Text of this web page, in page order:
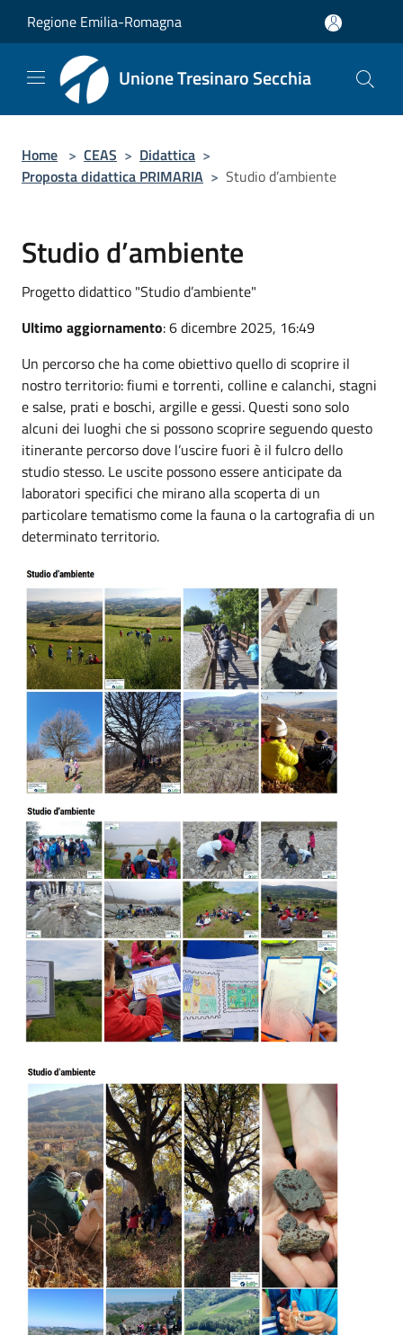
Regione Emilia-Romagna
Unione Tresinaro Secchia
Home > CEAS > Didattica >
Proposta didattica PRIMARIA > Studio d’ambiente
Studio d’ambiente
Progetto didattico "Studio d’ambiente"
Ultimo aggiornamento: 6 dicembre 2025, 16:49
Un percorso che ha come obiettivo quello di scoprire il
nostro territorio: fiumi e torrenti, colline e calanchi, stagni
e salse, prati e boschi, argille e gessi. Questi sono solo
alcuni dei luoghi che si possono scoprire seguendo questo
itinerante percorso dove l’uscire fuori è il fulcro dello
studio stesso. Le uscite possono essere anticipate da
laboratori specifici che mirano alla scoperta di un
particolare tematismo come la fauna o la cartografia di un
determinato territorio.